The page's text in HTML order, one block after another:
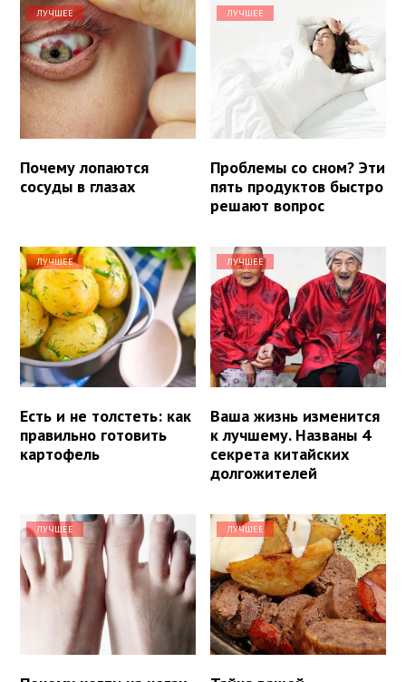
ЛУЧШЕЕ
Почему лопаются
сосуды в глазах
ЛУЧШЕЕ
Проблемы со сном? Эти
пять продуктов быстро
решают вопрос
ЛУЧШЕЕ
Есть и не толстеть: как
правильно готовить
картофель
ЛУЧШЕЕ
Ваша жизнь изменится
к лучшему. Названы 4
секрета китайских
долгожителей
ЛУЧШЕЕ ЛУЧШЕЕ